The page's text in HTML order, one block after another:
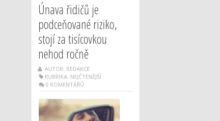
Únava řidičů je
podceňované riziko,
stojí za tisícovkou
nehod ročně
AUTOR: REDAKCE
RUBRIKA: NEJČTENĚJŠÍ
0 KOMENTÁŘŮ